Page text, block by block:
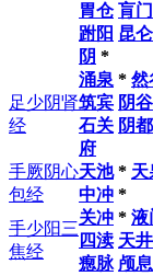
胃仓 肓门
跗阳 昆仑
阴 *
足少阴肾
经
涌泉 * 然
筑宾 阴谷
石关 阴都
府
手厥阴心
包经
天池* 天
中冲 *
手少阳三
焦经
关冲 * 液
四渎 天井
瘛脉 颅息